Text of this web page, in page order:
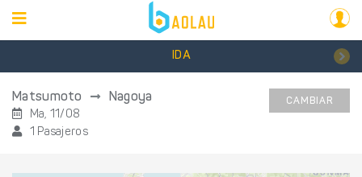
IDA
Matsumoto Nagoya
Ma, 11/08
1 Pasajeros
CAMBIAR